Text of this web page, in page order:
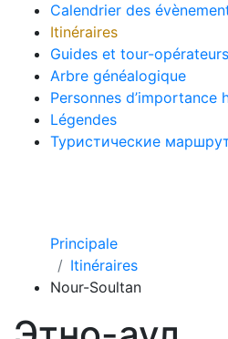
Calendrier des
Itinéraires
Guides et tour-opérateurs
Arbre généalogique
Personnes d’importance
Légendes
Туристические
Principale
Itinéraires
Nour-Soultan